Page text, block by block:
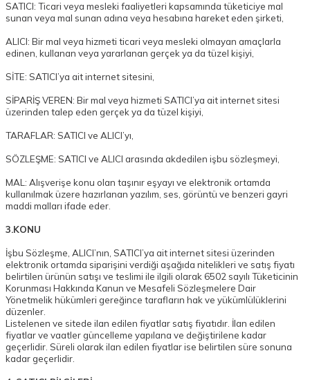
SATICI: Ticari veya mesleki faaliyetleri kapsamında tüketiciye mal
sunan veya mal sunan adına veya hesabına hareket eden şirketi,
ALICI: Bir mal veya hizmeti ticari veya mesleki olmayan amaçlarla
edinen, kullanan veya yararlanan gerçek ya da tüzel kişiyi,
SİTE: SATICI’ya ait internet sitesini,
SİPARİŞ VEREN: Bir mal veya hizmeti SATICI’ya ait internet sitesi
üzerinden talep eden gerçek ya da tüzel kişiyi,
TARAFLAR: SATICI ve ALICI’yı,
SÖZLEŞME: SATICI ve ALICI arasında akdedilen işbu sözleşmeyi,
MAL: Alışverişe konu olan taşınır eşyayı ve elektronik ortamda
kullanılmak üzere hazırlanan yazılım, ses, görüntü ve benzeri gayri
maddi malları ifade eder.
3.KONU
İşbu Sözleşme, ALICI’nın, SATICI’ya ait internet sitesi üzerinden
elektronik ortamda siparişini verdiği aşağıda nitelikleri ve satış fiyatı
belirtilen ürünün satışı ve teslimi ile ilgili olarak 6502 sayılı Tüketicinin
Korunması Hakkında Kanun ve Mesafeli Sözleşmelere Dair
Yönetmelik hükümleri gereğince tarafların hak ve yükümlülüklerini
düzenler.
Listelenen ve sitede ilan edilen fiyatlar satış fiyatıdır. İlan edilen
fiyatlar ve vaatler güncelleme yapılana ve değiştirilene kadar
geçerlidir. Süreli olarak ilan edilen fiyatlar ise belirtilen süre sonuna
kadar geçerlidir.